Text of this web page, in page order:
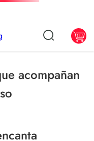
acompañan